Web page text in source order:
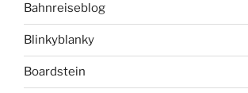
Bahnreiseblog
Blinkyblanky
Boardstein